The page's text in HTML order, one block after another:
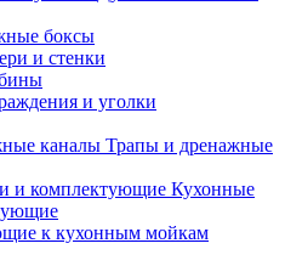
боксы
и стенки
и уголки
Трапы и дренажные
Кухонные
к кухонным мойкам